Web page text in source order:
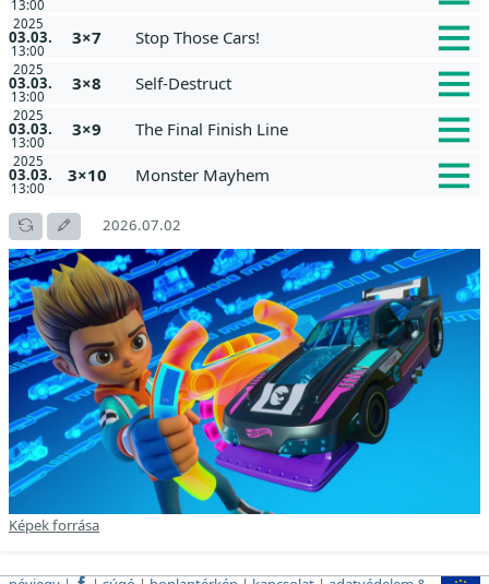
13:00
2025
03.03.
13:00
3×7 Stop Those Cars!
2025
03.03.
13:00
3×8 Self-Destruct
2025
03.03.
13:00
3×9 The Final Finish Line
2025
03.03.
13:00
3×10 Monster Mayhem
2026.07.02
Képek forrása